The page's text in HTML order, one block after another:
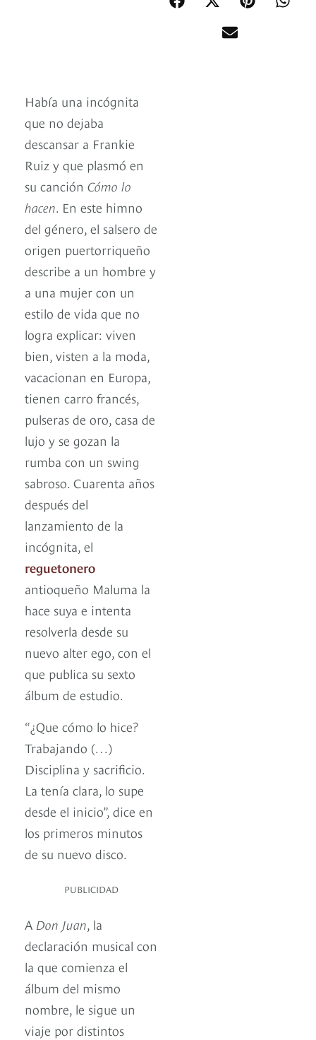
Había una incógnita
que no dejaba
descansar a Frankie
Ruiz y que plasmó en
su canción Cómo lo
hacen. En este himno
del género, el salsero de
origen puertorriqueño
describe a un hombre y
a una mujer con un
estilo de vida que no
logra explicar: viven
bien, visten a la moda,
vacacionan en Europa,
tienen carro francés,
pulseras de oro, casa de
lujo y se gozan la
rumba con un swing
sabroso. Cuarenta años
después del
lanzamiento de la
incógnita, el
reguetonero
antioqueño Maluma la
hace suya e intenta
resolverla desde su
nuevo alter ego, con el
que publica su sexto
álbum de estudio.
“¿Que cómo lo hice?
Trabajando (…)
Disciplina y sacrificio.
La tenía clara, lo supe
desde el inicio”, dice en
los primeros minutos
de su nuevo disco.
PUBLICIDAD
A Don Juan, la
declaración musical con
la que comienza el
álbum del mismo
nombre, le sigue un
viaje por distintos